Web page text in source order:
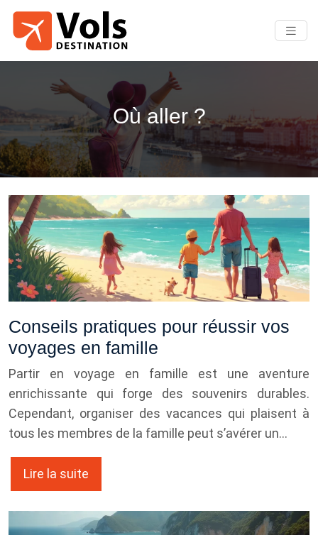
Où aller ?
Conseils pratiques pour réussir vos
voyages en famille
Partir en voyage en famille est une aventure
enrichissante qui forge des souvenirs durables.
Cependant, organiser des vacances qui plaisent à
tous les membres de la famille peut s’avérer un…
Lire la suite